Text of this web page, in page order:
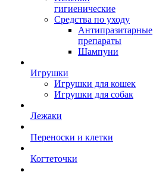
гигиенические
Средства по уходу
Антипразитарные
препараты
Шампуни
Игрушки
Игрушки для кошек
Игрушки для собак
Лежаки
Переноски и клетки
Когтеточки